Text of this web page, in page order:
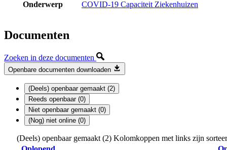
Onderwerp COVID-19 Capaciteit Ziekenhuizen
Documenten
Zoeken in deze documenten
Openbare documenten downloaden
(Deels) openbaar gemaakt (2)
Reeds openbaar (0)
Niet openbaar gemaakt (0)
(Nog) niet online (0)
(Deels) openbaar gemaakt (2) Kolomkoppen met links zijn